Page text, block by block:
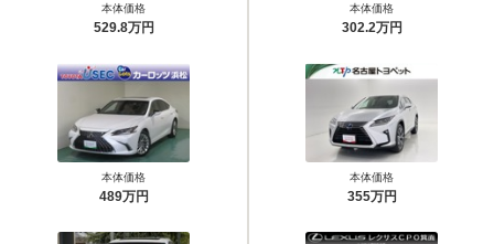
本体価格
529.8万円
本体価格
489万円
本体価格
302.2万円
本体価格
355万円